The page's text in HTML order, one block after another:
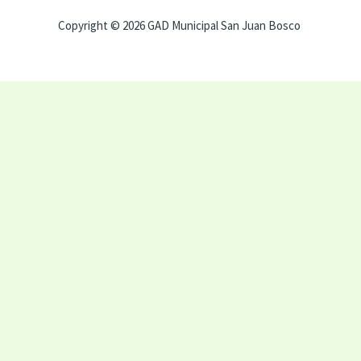
Copyright © 2026 GAD Municipal San Juan Bosco